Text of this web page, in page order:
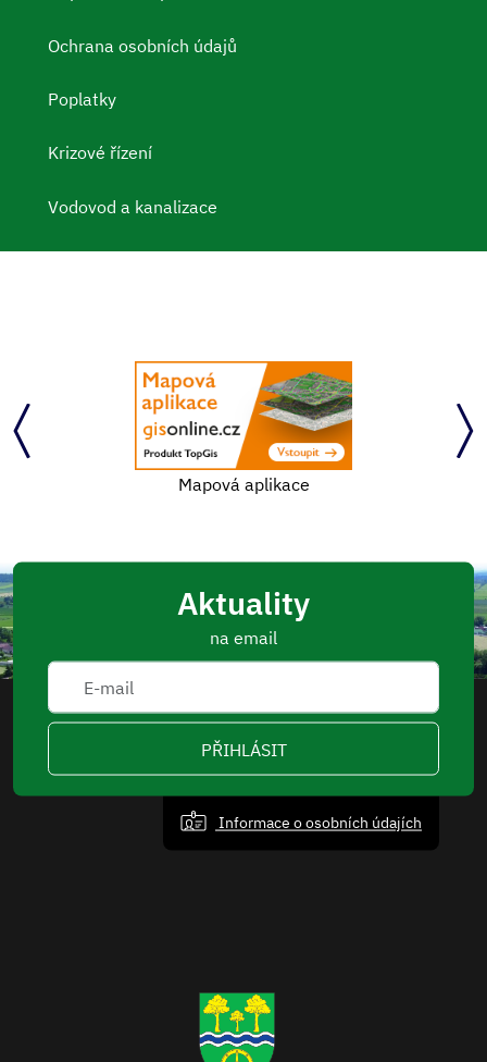
Ochrana osobních údajů
Poplatky
Krizové řízení
Vodovod a kanalizace
Mapová aplikace
Aktuality
na email
PŘIHLÁSIT
Informace o osobních údajích